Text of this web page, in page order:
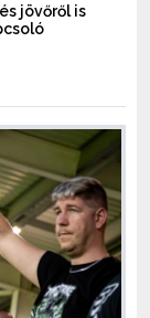
jövőről is